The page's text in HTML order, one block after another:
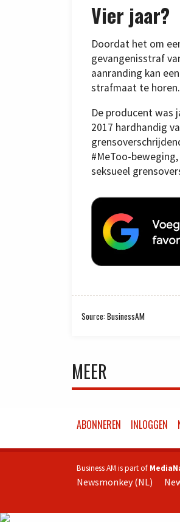
Vier jaar?
Doordat het om
gevangenisstraf
aanranding kan
strafmaat te horen.
De producent was
2017 hardhandig
#MeToo-
seksueel
Source: BusinessAM
MEER
ABONNEREN INLOGGEN
Business AM is part of
Newsmonkey (NL)